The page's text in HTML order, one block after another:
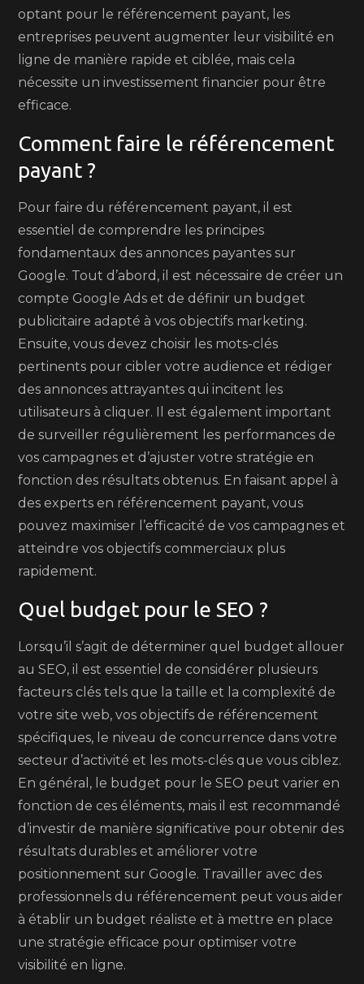
optant pour le référencement payant, les
entreprises peuvent augmenter leur visibilité en
ligne de manière rapide et ciblée, mais cela
nécessite un investissement financier pour être
efficace.
Comment faire le référencement
payant ?
Pour faire du référencement payant, il est
essentiel de comprendre les principes
fondamentaux des annonces payantes sur
Google. Tout d’abord, il est nécessaire de créer un
compte Google Ads et de définir un budget
publicitaire adapté à vos objectifs marketing.
Ensuite, vous devez choisir les mots-clés
pertinents pour cibler votre audience et rédiger
des annonces attrayantes qui incitent les
utilisateurs à cliquer. Il est également important
de surveiller régulièrement les performances de
vos campagnes et d’ajuster votre stratégie en
fonction des résultats obtenus. En faisant appel à
des experts en référencement payant, vous
pouvez maximiser l’efficacité de vos campagnes et
atteindre vos objectifs commerciaux plus
rapidement.
Quel budget pour le SEO ?
Lorsqu’il s’agit de déterminer quel budget allouer
au SEO, il est essentiel de considérer plusieurs
facteurs clés tels que la taille et la complexité de
votre site web, vos objectifs de référencement
spécifiques, le niveau de concurrence dans votre
secteur d’activité et les mots-clés que vous ciblez.
En général, le budget pour le SEO peut varier en
fonction de ces éléments, mais il est recommandé
d’investir de manière significative pour obtenir des
résultats durables et améliorer votre
positionnement sur Google. Travailler avec des
professionnels du référencement peut vous aider
à établir un budget réaliste et à mettre en place
une stratégie efficace pour optimiser votre
visibilité en ligne.